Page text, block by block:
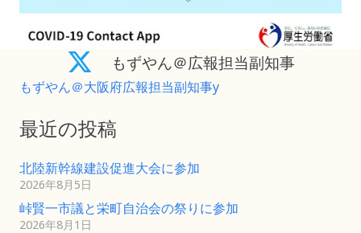
もずやん＠広報担当副知事
もずやん＠大阪府広報担当副知事y
最近の投稿
北陸新幹線建設促進大会に参加
2026年8月5日
峠賢一市議と栄町自治会の祭りに参加
2026年8月1日